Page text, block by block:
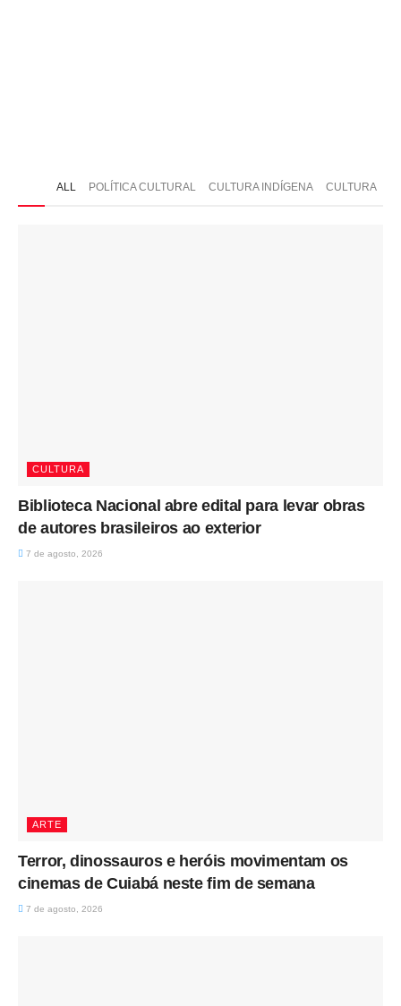
ALL POLÍTICA CULTURAL CULTURA INDÍGENA CULTURA
CULTURA
Biblioteca Nacional abre edital para levar obras
de autores brasileiros ao exterior
7 de agosto, 2026
ARTE
Terror, dinossauros e heróis movimentam os
cinemas de Cuiabá neste fim de semana
7 de agosto, 2026